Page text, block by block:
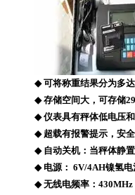
◆ 可将称重结果分为多达
◆ 存储空间大，可存储
◆ 仪表具有秤体低电压
◆ 超载有报警提示，安
◆ 自动关机：当秤体静
◆ 电源： 6V/4AH镍氢电
◆ 无线电频率： 430MHz